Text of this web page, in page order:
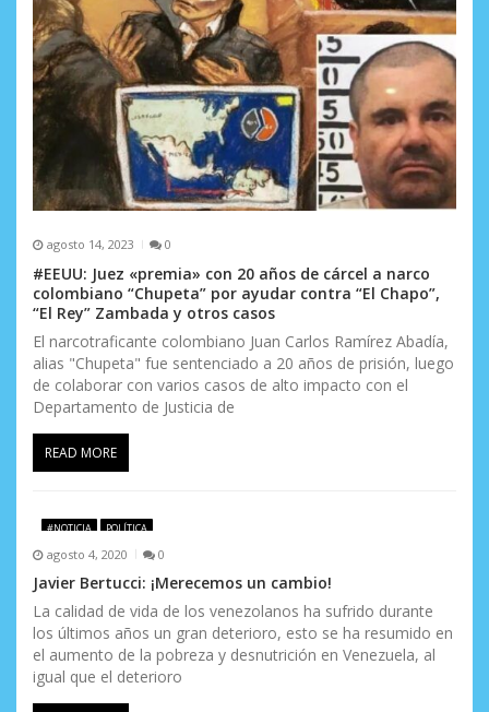
t
r
a
d
a
s
agosto 14, 2023 0
#EEUU: Juez «premia» con 20 años de cárcel a narco
colombiano “Chupeta” por ayudar contra “El Chapo”,
“El Rey” Zambada y otros casos
El narcotraficante colombiano Juan Carlos Ramírez Abadía,
alias "Chupeta" fue sentenciado a 20 años de prisión, luego
de colaborar con varios casos de alto impacto con el
Departamento de Justicia de
READ MORE
#NOTICIA POLÍTICA
agosto 4, 2020 0
Javier Bertucci: ¡Merecemos un cambio!
La calidad de vida de los venezolanos ha sufrido durante
los últimos años un gran deterioro, esto se ha resumido en
el aumento de la pobreza y desnutrición en Venezuela, al
igual que el deterioro